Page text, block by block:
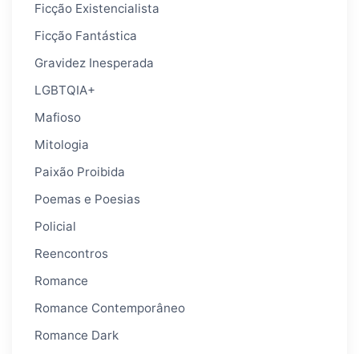
Ficção Existencialista
Ficção Fantástica
Gravidez Inesperada
LGBTQIA+
Mafioso
Mitologia
Paixão Proibida
Poemas e Poesias
Policial
Reencontros
Romance
Romance Contemporâneo
Romance Dark